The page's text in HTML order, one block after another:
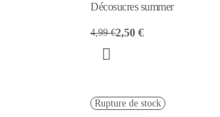
Décosucres summer
4,99 €2,50 €
Rupture de stock